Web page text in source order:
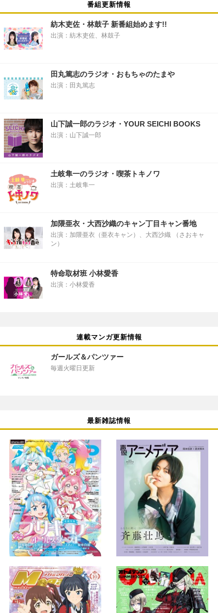
番組更新情報
紡木吏佐・林鼓子 新番組始めます!!
出演：紡木吏佐、林鼓子
田丸篤志のラジオ・おもちゃのたまや
出演：田丸篤志
山下誠一郎のラジオ・YOUR SEICHI BOOKS
出演：山下誠一郎
土岐隼一のラジオ・喫茶トキノワ
出演：土岐隼一
加隈亜衣・大西沙織のキャン丁目キャン番地
出演：加隈亜衣（亜衣キャン）、大西沙織 （さおキャ
ン）
特命取材班 小林愛香
出演：小林愛香
連載マンガ更新情報
ガールズ＆パンツァー
毎週火曜日更新
最新雑誌情報